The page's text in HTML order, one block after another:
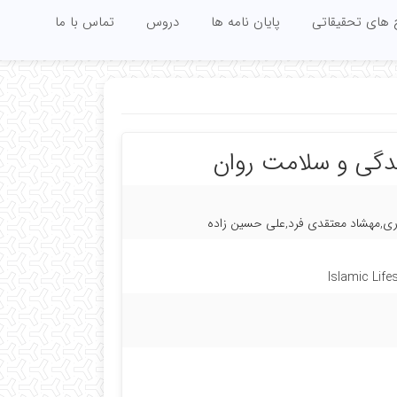
تحقیقاتی پایان نامه ها دروس تماس با ما
و سلامت روان
معتقدی فرد,علی حسین زاده
Islamic